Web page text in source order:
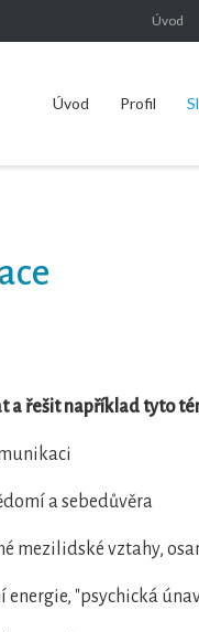
Úvod
Úvod Profil
a řešit například tyto
a sebedůvěra
mezilidské vztahy,
energie, "psychická